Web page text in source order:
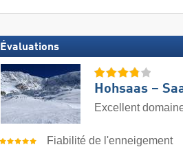
Évaluations
Hohsaas –
Excellent
Fiabilité de l'enneigement